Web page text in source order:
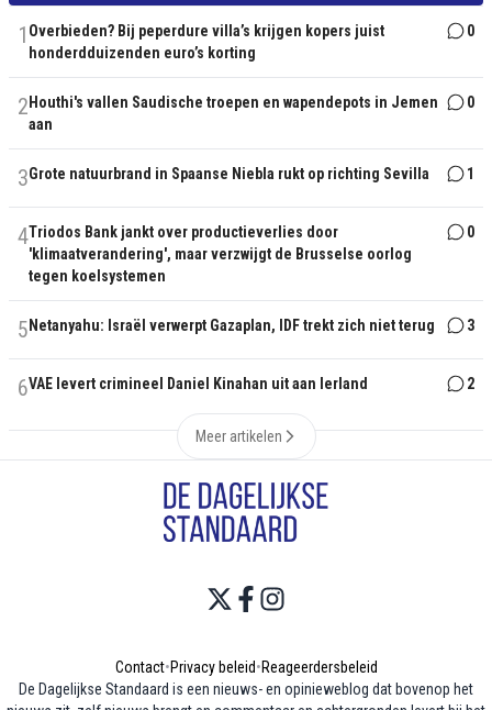
1 Overbieden? Bij peperdure villa’s krijgen kopers juist
honderdduizenden euro’s korting
0
2 Houthi's vallen Saudische troepen en wapendepots in Jemen
aan
0
3Grote natuurbrand in Spaanse Niebla rukt op richting Sevilla 1
4Triodos Bank jankt over productieverlies door
'klimaatverandering', maar verzwijgt de Brusselse oorlog
tegen koelsystemen
0
5 Netanyahu: Israël verwerpt Gazaplan, IDF trekt zich niet terug 3
6VAE levert crimineel Daniel Kinahan uit aan Ierland 2
Meer artikelen
Contact•Privacy beleid•Reageerdersbeleid
De Dagelijkse Standaard is een nieuws- en opinieweblog dat bovenop het